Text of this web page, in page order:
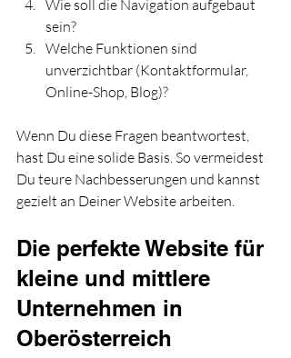
Wie soll die Navigation aufgebaut
sein?
Welche Funktionen sind
unverzichtbar (Kontaktformular,
Online-Shop, Blog)?
Wenn Du diese Fragen beantwortest,
hast Du eine solide Basis. So vermeidest
Du teure Nachbesserungen und kannst
gezielt an Deiner Website arbeiten.
Die perfekte Website für
kleine und mittlere
Unternehmen in
Oberösterreich